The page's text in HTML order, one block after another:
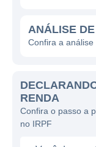
brytência e
um dos
brasileira,
infraestrutura
ANÁLISE
Confira a
RENDA
Confira o passo a
no IRPF